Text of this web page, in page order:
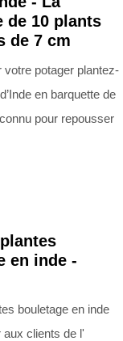
de 10 plants
de 7 cm
votre potager plantez-
en barquette de
pour repousser
en inde -
bouletage en inde
aux clients de l'